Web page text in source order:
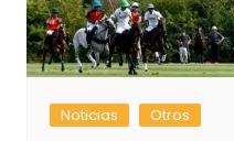
Noticias Otros